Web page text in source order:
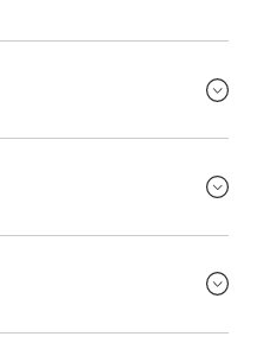
湧いてきたら要注意。ちょっとペ
イミング。一歩外から眺めて考